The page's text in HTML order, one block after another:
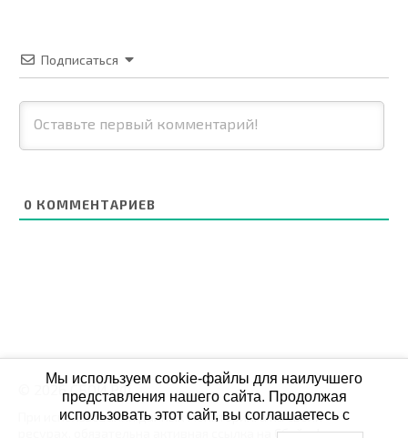
Подписаться
0 КОММЕНТАРИЕВ
© 2026 СБОЙ.РФ
При использовании данных мониторинга на своих
ресурах, обязательна активная ссылка на Сбой.рф
Мы используем cookie-файлы для наилучшего
представления нашего сайта. Продолжая
использовать этот сайт, вы соглашаетесь с